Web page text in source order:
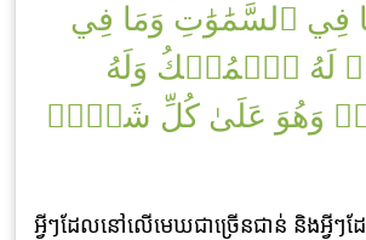
فِي ٱلسَّمَٰوَٰتِ وَمَا فِي
ٱلۡمُلۡكُ وَلَهُ
عَلَىٰ كُلِّ شَيۡءٖ
អ្វីៗដែលនៅលើមេឃជាច្រើនជាន់ និងអ្វីៗ